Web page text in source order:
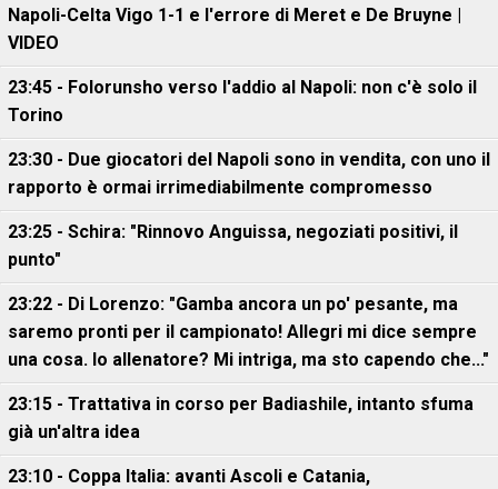
Napoli-Celta Vigo 1-1 e l'errore di Meret e De Bruyne |
VIDEO
23:45 - Folorunsho verso l'addio al Napoli: non c'è solo il
Torino
23:30 - Due giocatori del Napoli sono in vendita, con uno il
rapporto è ormai irrimediabilmente compromesso
23:25 - Schira: "Rinnovo Anguissa, negoziati positivi, il
punto"
23:22 - Di Lorenzo: "Gamba ancora un po' pesante, ma
saremo pronti per il campionato! Allegri mi dice sempre
una cosa. Io allenatore? Mi intriga, ma sto capendo che..."
23:15 - Trattativa in corso per Badiashile, intanto sfuma
già un'altra idea
23:10 - Coppa Italia: avanti Ascoli e Catania,